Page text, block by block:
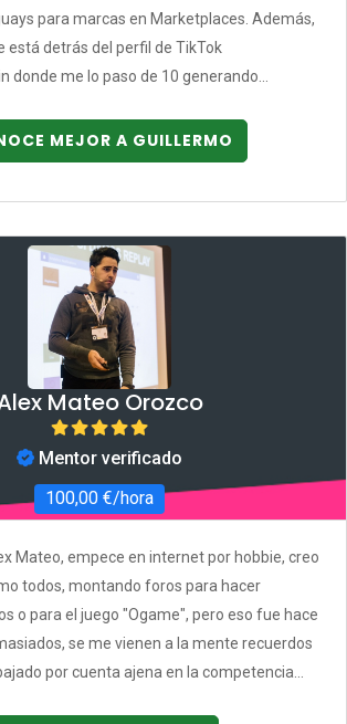
para marcas en Marketplaces. Además,
está detrás del perfil de TikTok
donde me lo paso de 10 generando...
MEJOR A GUILLERMO
Mateo Orozco
Mentor verificado
100,00 €/hora
Mateo, empece en internet por hobbie, creo
todos, montando foros para hacer
o para el juego "Ogame", pero eso fue hace
se me vienen a la mente recuerdos
por cuenta ajena en la competencia...